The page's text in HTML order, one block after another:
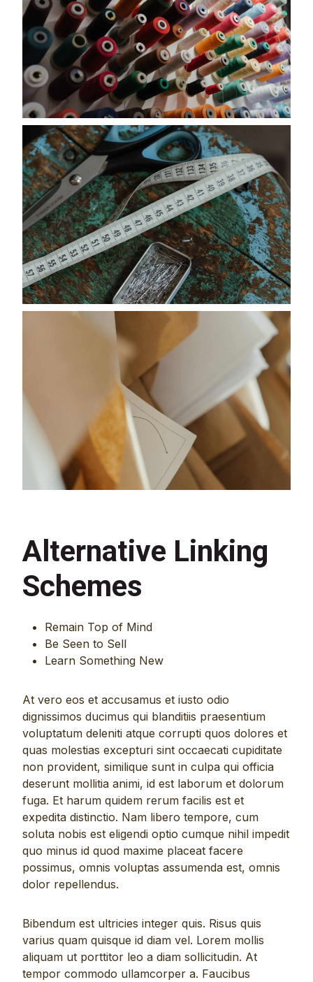
Alternative Linking
Schemes
Remain Top of Mind
Be Seen to Sell
Learn Something New
At vero eos et accusamus et iusto odio
dignissimos ducimus qui blanditiis praesentium
voluptatum deleniti atque corrupti quos dolores et
quas molestias excepturi sint occaecati cupiditate
non provident, similique sunt in culpa qui officia
deserunt mollitia animi, id est laborum et dolorum
fuga. Et harum quidem rerum facilis est et
expedita distinctio. Nam libero tempore, cum
soluta nobis est eligendi optio cumque nihil impedit
quo minus id quod maxime placeat facere
possimus, omnis voluptas assumenda est, omnis
dolor repellendus.
Bibendum est ultricies integer quis. Risus quis
varius quam quisque id diam vel. Lorem mollis
aliquam ut porttitor leo a diam sollicitudin. At
tempor commodo ullamcorper a. Faucibus